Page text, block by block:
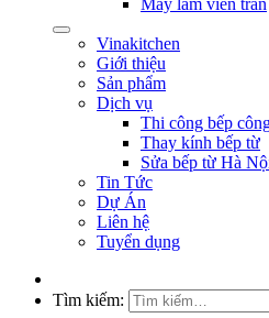
Máy làm viên trân
Vinakitchen
Giới thiệu
Sản phẩm
Dịch vụ
Thi công bếp
Thay kính bếp từ
Sửa bếp từ Hà
Tin Tức
Dự Án
Liên hệ
Tuyển dụng
Tìm kiếm: